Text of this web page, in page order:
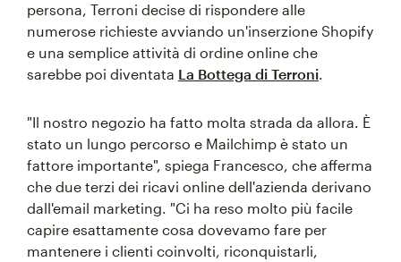
persona, Terroni decise di rispondere alle
numerose richieste avviando un'inserzione Shopify
e una semplice attività di ordine online che
sarebbe poi diventata La Bottega di Terroni
"Il nostro negozio ha fatto molta strada da allora. È
stato un lungo percorso e Mailchimp è stato un
fattore importante", spiega Francesco, che afferma
che due terzi dei ricavi online dell'azienda derivano
dall'email marketing. "Ci ha reso molto più facile
capire esattamente cosa dovevamo fare per
mantenere i clienti coinvolti, riconquistarli,